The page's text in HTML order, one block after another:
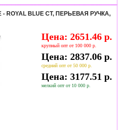
- ROYAL BLUE CT, ПЕРЬЕВАЯ РУЧКА,
Цена: 2651.46 р.
крупный опт от 100 000 р.
Цена: 2837.06 р.
средний опт от 50 000 р.
Цена: 3177.51 р.
мелкий опт от 10 000 р.